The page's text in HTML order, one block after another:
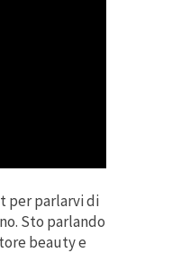
per parlarvi di
Sto parlando
beauty e